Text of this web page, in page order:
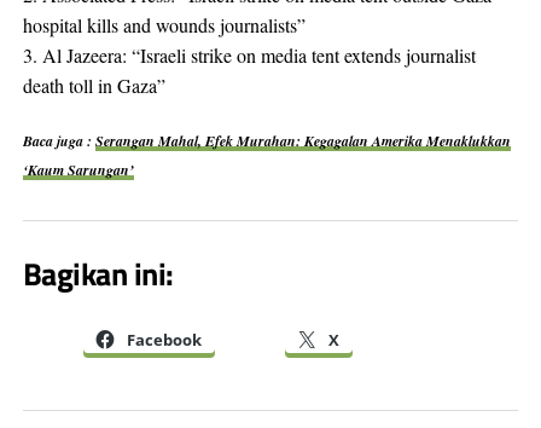
hospital kills and wounds journalists” ​
3. Al Jazeera: “Israeli strike on media tent extends journalist
death toll in Gaza”
Baca juga : Serangan Mahal, Efek Murahan: Kegagalan Amerika Menaklukkan
‘Kaum Sarungan’
Bagikan ini:
Facebook X